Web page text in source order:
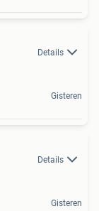
Details
Gisteren
Details
Gisteren